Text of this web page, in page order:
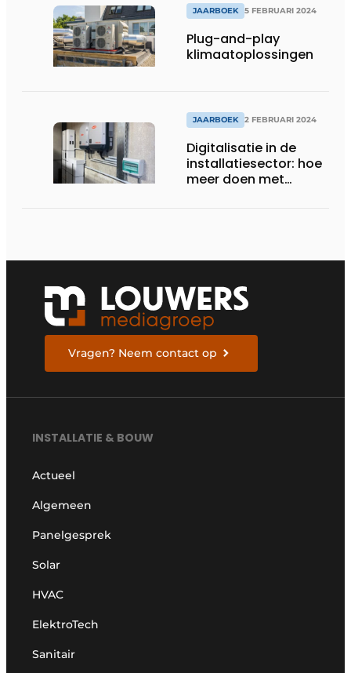
JAARBOEK 5 FEBRUARI 2024
Plug-and-play
klimaatoplossingen
JAARBOEK 2 FEBRUARI 2024
Digitalisatie in de
installatiesector: hoe
meer doen met
Vragen? Neem contact op
INSTALLATIE & BOUW
Actueel
Algemeen
Panelgesprek
Solar
HVAC
ElektroTech
Sanitair